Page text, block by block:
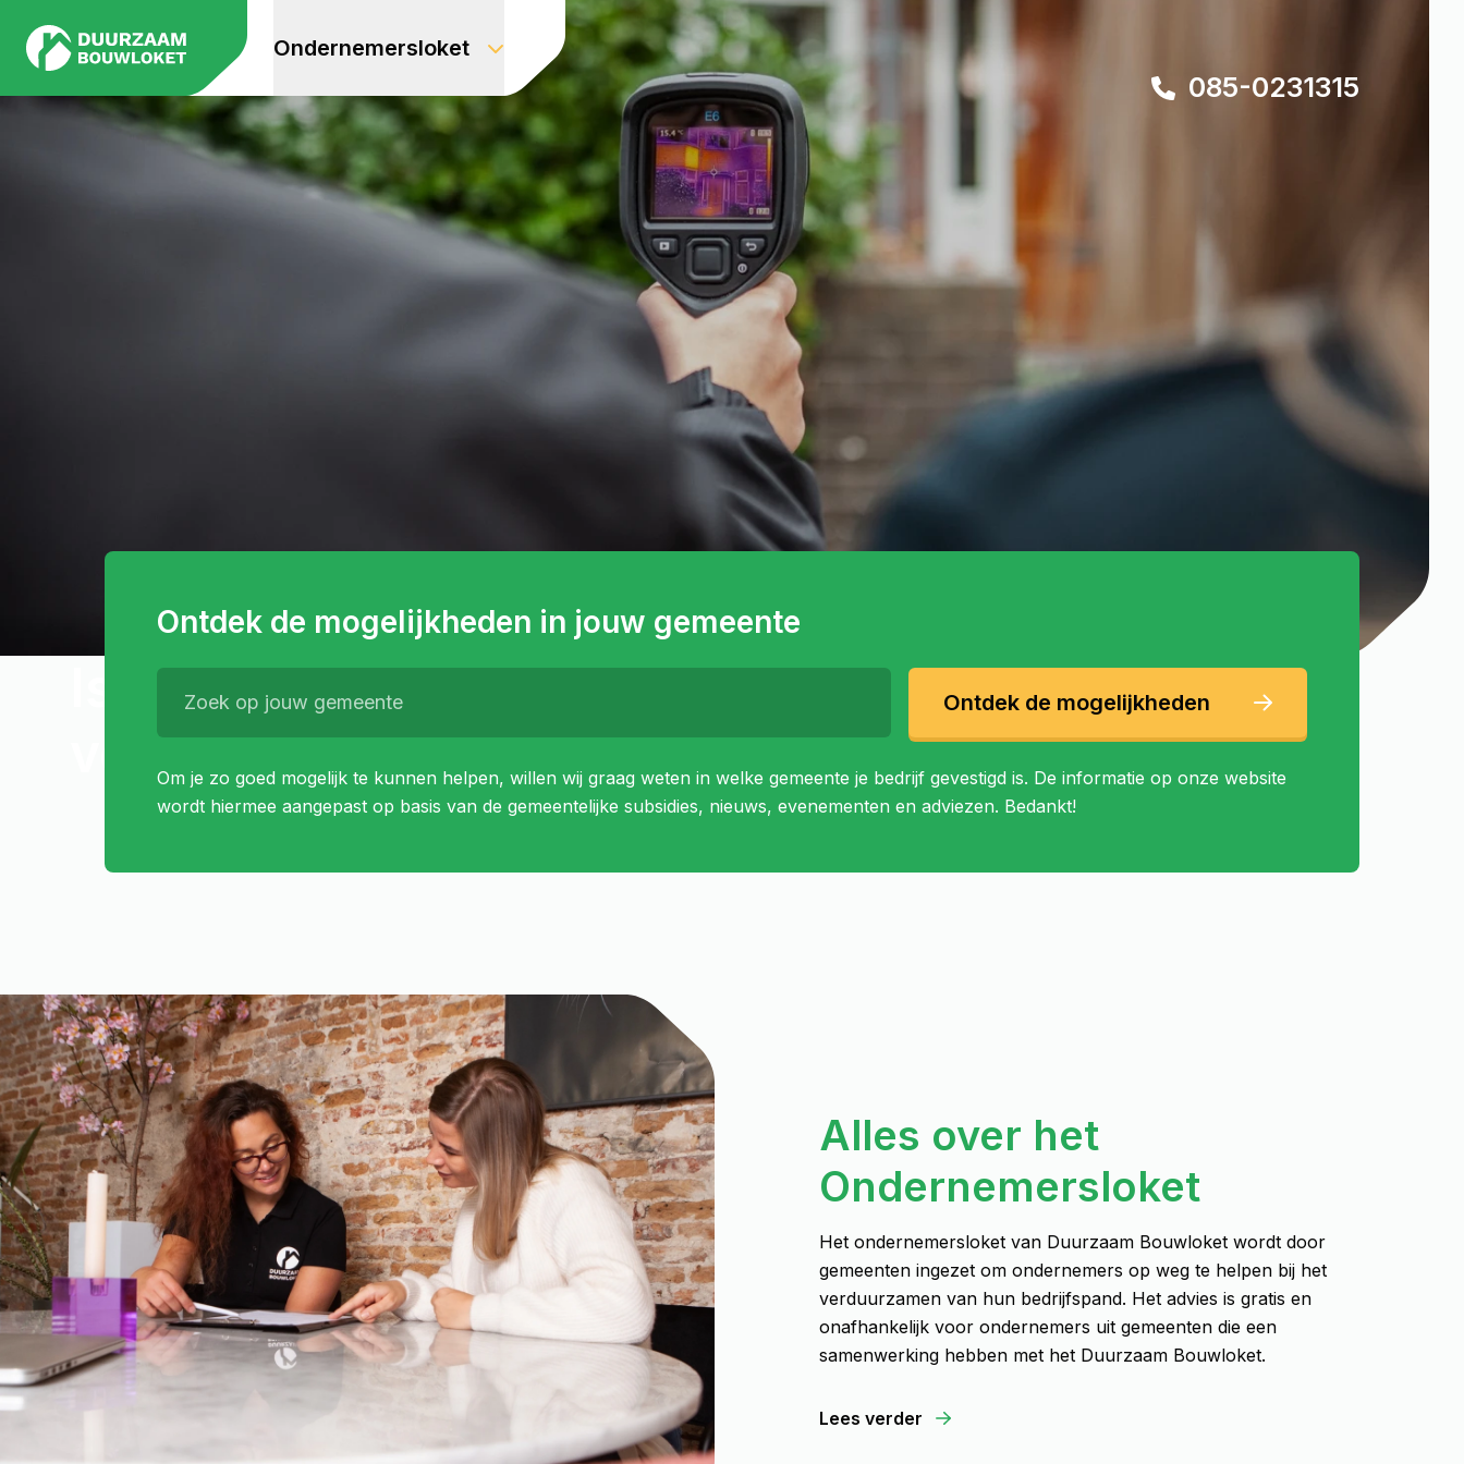
Ondernemersloket
085-0231315
Is jouw onderneming klaar
voor de toekomst?
Ontdek de mogelijkheden in jouw gemeente
Ontdek de mogelijkheden
Om je zo goed mogelijk te kunnen helpen, willen wij graag weten in welke gemeente je bedrijf gevestigd is. De informatie op onze website
wordt hiermee aangepast op basis van de gemeentelijke subsidies, nieuws, evenementen en adviezen. Bedankt!
Alles over het
Ondernemersloket
Het ondernemersloket van Duurzaam Bouwloket wordt door
gemeenten ingezet om ondernemers op weg te helpen bij het
verduurzamen van hun bedrijfspand. Het advies is gratis en
onafhankelijk voor ondernemers uit gemeenten die een
samenwerking hebben met het Duurzaam Bouwloket.
Lees verder